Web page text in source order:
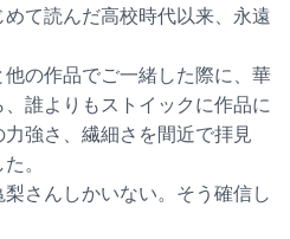
て読んだ高校時代以来、永遠
の作品でご一緒した際に、華
誰よりもストイックに作品に
強さ、繊細さを間近で拝見
。
さんしかいない。そう確信し